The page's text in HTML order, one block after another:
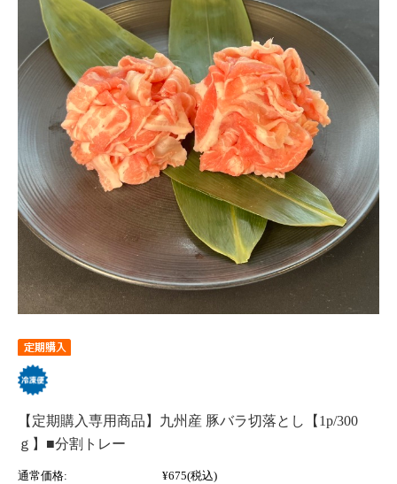
【定期購入専用商品】九州産 豚バラ切落とし【1p/300
ｇ】■分割トレー
通常価格: ¥675(税込)